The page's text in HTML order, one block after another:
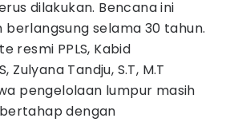
dilakukan. Bencana ini
selama 30 tahun.
resmi PPLS, Kabid
Zulyana Tandju, S.T, M.T
pengelolaan lumpur masih
dengan